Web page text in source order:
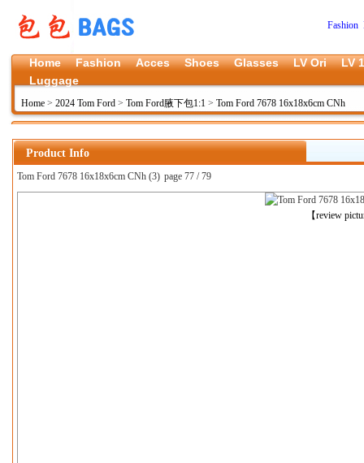
Fashion
Home Fashion Acces Shoes Glasses LV Ori
LV
Luggage
Home > 2024 Tom Ford > Tom Ford腋下包1:1 > Tom Ford 7678 16x18x6cm CNh
Product Info
Tom Ford 7678 16x18x6cm CNh (3) page 77 / 79
【review
上一张